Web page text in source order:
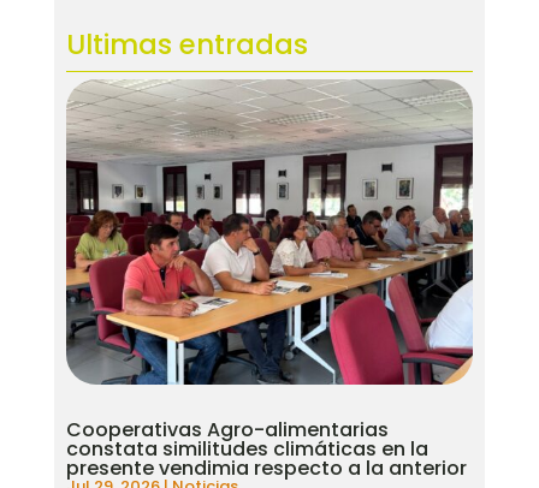
Ultimas entradas
Cooperativas Agro-alimentarias
constata similitudes climáticas en la
presente vendimia respecto a la anterior